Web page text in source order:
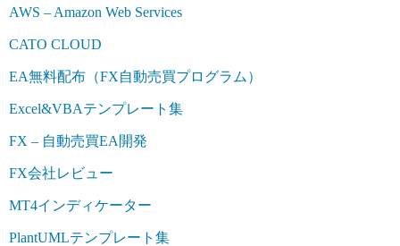
AWS – Amazon Web Services
CATO CLOUD
EA無料配布（FX自動売買プログラム）
Excel&VBAテンプレート集
FX – 自動売買EA開発
FX会社レビュー
MT4インディケーター
PlantUMLテンプレート集